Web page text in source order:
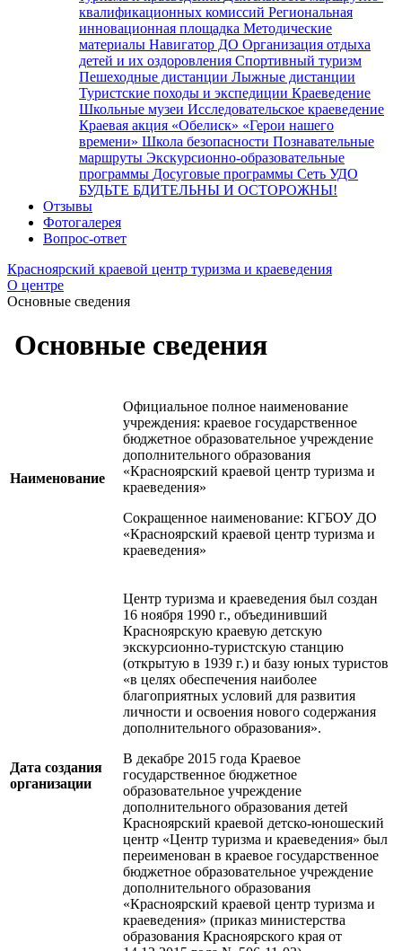
квалификационных комиссий Региональная
инновационная площадка Методические
материалы Навигатор ДО Организация отдыха
детей и их оздоровления Спортивный туризм
Пешеходные дистанции Лыжные дистанции
Туристские походы и экспедиции Краеведение
Школьные музеи Исследовательское краеведение
Краевая акция «Обелиск» «Герои нашего
времени» Школа безопасности Познавательные
маршруты Экскурсионно-образовательные
программы Досуговые программы Сеть УДО
БУДЬТЕ БДИТЕЛЬНЫ И ОСТОРОЖНЫ!
Отзывы
Фотогалерея
Вопрос-ответ
Красноярский краевой центр туризма и краеведения
О центре
Основные сведения
Основные сведения
Наименование
Официальное полное наименование
учреждения: краевое государственное
бюджетное образовательное учреждение
дополнительного образования
«Красноярский краевой центр туризма и
краеведения»
Сокращенное наименование: КГБОУ ДО
«Красноярский краевой центр туризма и
краеведения»
Дата создания
организации
Центр туризма и краеведения был создан
16 ноября 1990 г., объединивший
Красноярскую краевую детскую
экскурсионно-туристскую станцию
(открытую в 1939 г.) и базу юных туристов
«в целях обеспечения наиболее
благоприятных условий для развития
личности и освоения нового содержания
дополнительного образования».
В декабре 2015 года Краевое
государственное бюджетное
образовательное учреждение
дополнительного образования детей
Красноярский краевой детско-юношеский
центр «Центр туризма и краеведения» был
переименован в краевое государственное
бюджетное образовательное учреждение
дополнительного образования
«Красноярский краевой центр туризма и
краеведения» (приказ министерства
образования Красноярского края от